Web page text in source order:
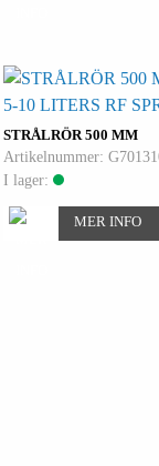
STRÅLRÖR 500 MM
5-10 LITERS RF
Artikelnummer:
I lager:
MER INFO